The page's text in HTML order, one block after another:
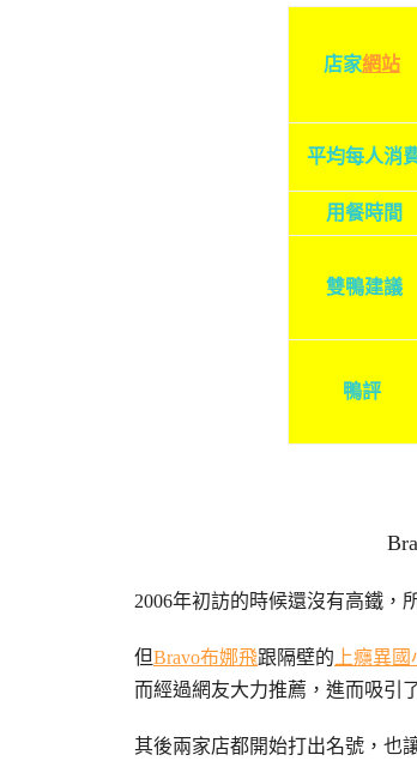
店家網站
平均每人消
用餐時間
雙鴨建議
鴨評
2006年初訪的時候還沒有高鐵，
但Bravo布娜飛跟隔壁的 上癮異
而經過網友大力推薦，進而吸引
其後兩家店都開始打出名號，也